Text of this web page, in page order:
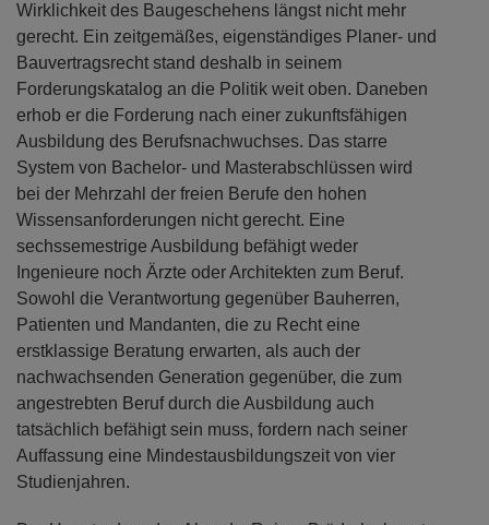
Wirklichkeit des Baugeschehens längst nicht mehr
gerecht. Ein zeitgemäßes, eigenständiges Planer- und
Bauvertragsrecht stand deshalb in seinem
Forderungskatalog an die Politik weit oben. Daneben
erhob er die Forderung nach einer zukunftsfähigen
Ausbildung des Berufsnachwuchses. Das starre
System von Bachelor- und Masterabschlüssen wird
bei der Mehrzahl der freien Berufe den hohen
Wissensanforderungen nicht gerecht. Eine
sechssemestrige Ausbildung befähigt weder
Ingenieure noch Ärzte oder Architekten zum Beruf.
Sowohl die Verantwortung gegenüber Bauherren,
Patienten und Mandanten, die zu Recht eine
erstklassige Beratung erwarten, als auch der
nachwachsenden Generation gegenüber, die zum
angestrebten Beruf durch die Ausbildung auch
tatsächlich befähigt sein muss, fordern nach seiner
Auffassung eine Mindestausbildungszeit von vier
Studienjahren.